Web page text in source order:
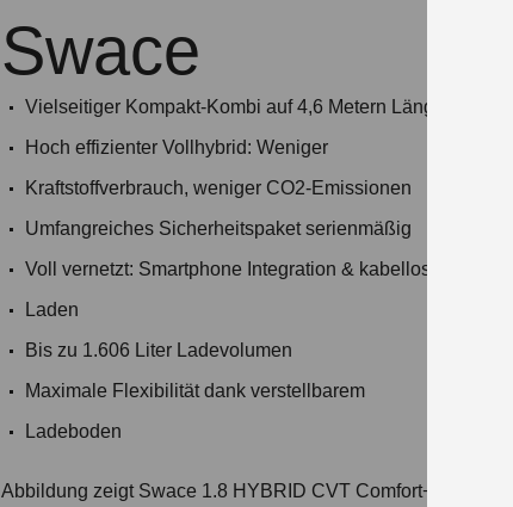
Swace
Vielseitiger Kompakt-Kombi auf 4,6 Metern Länge
Hoch effizienter Vollhybrid: Weniger
Kraftstoffverbrauch, weniger CO2-Emissionen
Umfangreiches Sicherheitspaket serienmäßig
Voll vernetzt: Smartphone Integration & kabelloses
Laden
Bis zu 1.606 Liter Ladevolumen
Maximale Flexibilität dank verstellbarem
Ladeboden
Abbildung zeigt Swace 1.8 HYBRID CVT Comfort+